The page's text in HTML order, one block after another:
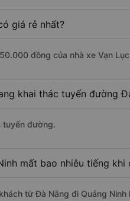
giá rẻ nhất?
đồng của nhà xe Vạn
khai thác tuyến đường
tuyến đường.
mất bao nhiêu tiếng khi
từ Đà Nẵng đi Quảng